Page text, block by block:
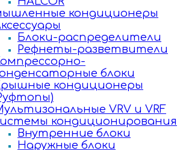
кондиционеры
Блоки-распределители
Рефнеты-разветвители
блоки
кондиционеры
VRV и VRF
кондиционирования
Внутренние блоки
Наружные блоки